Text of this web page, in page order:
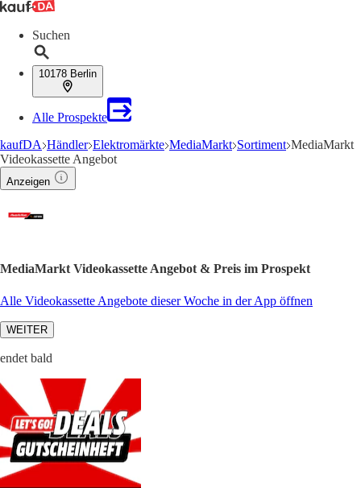
Suchen
10178 Berlin
Alle Prospekte
kaufDA Händler Elektromärkte MediaMarkt Sortiment MediaMarkt
Videokassette Angebot
Anzeigen
MediaMarkt Videokassette Angebot & Preis im Prospekt
Alle Videokassette Angebote dieser Woche in der App öffnen
WEITER
endet bald